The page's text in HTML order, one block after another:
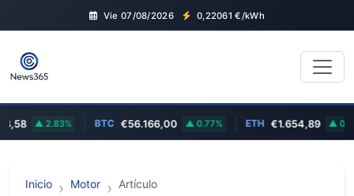
Vie 07/08/2026 0,22061 €/kWh
2.83% €56.166,00 0.77% €1.654,89 0.38%
Inicio Motor Artículo